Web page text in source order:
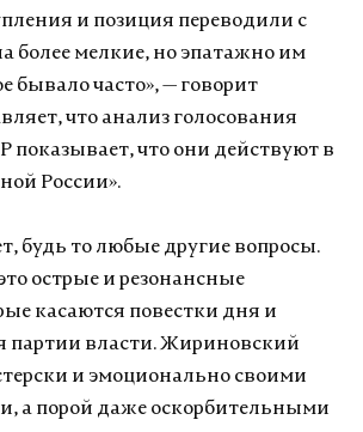
и позиция переводили с
более мелкие, но эпатажно им
бывало часто», — говорит
что анализ голосования
показывает, что они действуют в
России».
будь то любые другие вопросы.
острые и резонансные
касаются повестки дня и
партии власти. Жириновский
и эмоционально своими
а порой даже оскорбительными